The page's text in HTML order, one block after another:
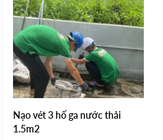
Nạo vét 3 hố ga nước thải
1.5m2